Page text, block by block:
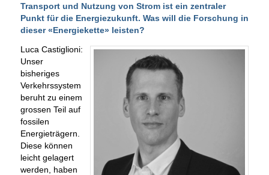
Transport und Nutzung von Strom ist ein zentraler
Punkt für die Energiezukunft. Was will die Forschung in
dieser «Energiekette» leisten?
Luca Castiglioni:
Unser
bisheriges
Verkehrssystem
beruht zu einem
grossen Teil auf
fossilen
Energieträgern.
Diese können
leicht gelagert
werden, haben